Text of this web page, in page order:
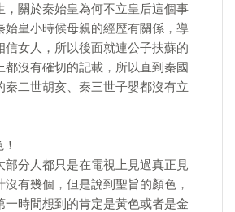
，關於秦始皇為何不立皇后這個事
始皇小時候母親的經歷有關係，導
信女人，所以後面就連公子扶蘇的
都沒有確切的記載，所以直到秦國
秦二世胡亥、秦三世子嬰都沒有立
部分人都只是在電視上見過真正見
有幾個，但是說到聖旨的顏色，
一時間想到的肯定是黃色或者是金